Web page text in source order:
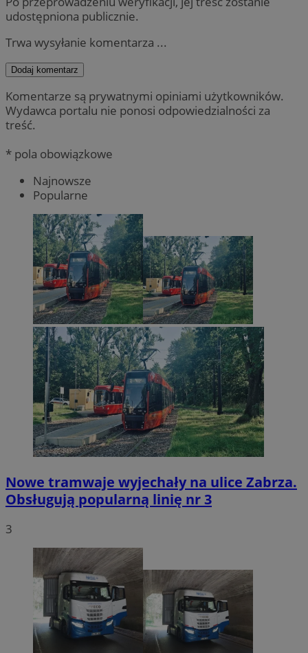
udostępniona publicznie.
Trwa wysyłanie komentarza ...
Dodaj komentarz
Komentarze są prywatnymi opiniami użytkowników.
Wydawca portalu nie ponosi odpowiedzialności za
treść.
* pola obowiązkowe
Najnowsze
Popularne
Nowe tramwaje wyjechały na ulice Zabrza.
Obsługują popularną linię nr 3
3